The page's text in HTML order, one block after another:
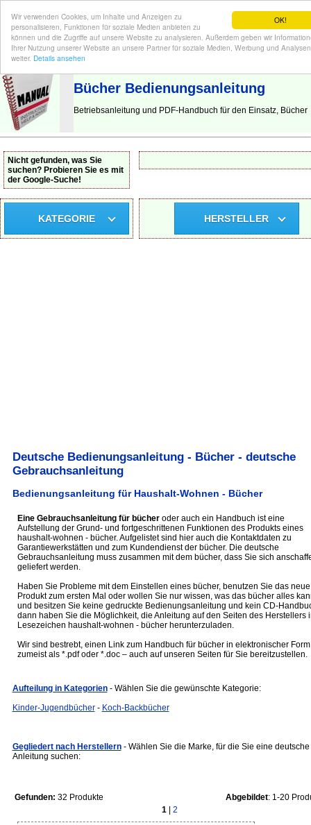
OK!
Wir verwenden Cookies, um Inhalte und Anzeigen zu
personalisieren, Funktionen für soziale Medien anbieten zu
können und die Zugriffe auf unsere Website zu analysieren. Außerdem geben wir
Ihrer Nutzung unserer Website an unsere Partner für soziale Medien, Werbung und Analysen
weiter. Details ansehen
BEDIENUNGSANLEITUNG | Hier finden Sie die deutsche Anleitung!
Bücher Bedienungsanleitung
Betriebsanleitung und PDF-Handbuch für den Einsatz, Bücher
Nicht gefunden, was Sie
suchen? Probieren Sie es mit
der Google-Suche!
KATEGORIE HERSTELLER
Deutsche Bedienungsanleitung - Bücher - deutsche
Gebrauchsanleitung
Bedienungsanleitung für Haushalt-Wohnen - Bücher
Eine Gebrauchsanleitung für bücheroder auch ein Handbuch ist eine
Aufstellung der Grund- und fortgeschrittenen Funktionen des Produkts eines
haushalt-wohnen - bücher. Aufgelistet sind hier auch die Kontaktdaten zu
Garantiewerkstätten und zum Kundendienst der bücher. Die deutsche
Gebrauchsanleitung muss zusammen mit dem bücher, dass Sie sich
geliefert werden.
Haben Sie Probleme mit dem Einstellen eines bücher, benutzen Sie das neue
Produkt zum ersten Mal oder wollen Sie nur wissen, was das bücher alles
und besitzen Sie keine gedruckte Bedienungsanleitung und kein CD-
dann haben Sie die Möglichkeit, die Anleitung auf den Seiten des Herstellers
Lesezeichen haushalt-wohnen - bücher herunterzuladen.
Wir sind bestrebt, einen Link zum Handbuch für bücher in elektronischer
zumeist als *.pdf oder *.doc – auch auf unseren Seiten für Sie bereitzustellen.
Aufteilung in Kategorien - Wählen Sie die gewünschte Kategorie:
Kinder-Jugendbücher- Koch-Backbücher
Gegliedert nach Herstellern - Wählen Sie die Marke, für die Sie eine deutsche
Anleitung suchen:
Gefunden: 32 Produkte Abgebildet: 1-20
1
2